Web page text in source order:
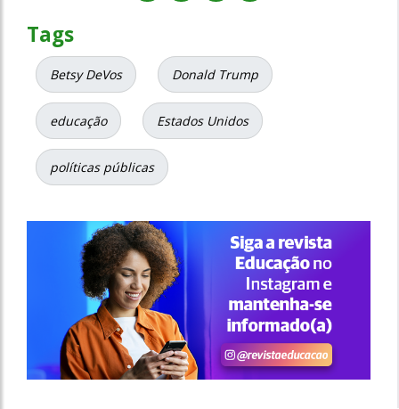
Tags
Betsy DeVos Donald Trump
educação Estados Unidos
políticas públicas